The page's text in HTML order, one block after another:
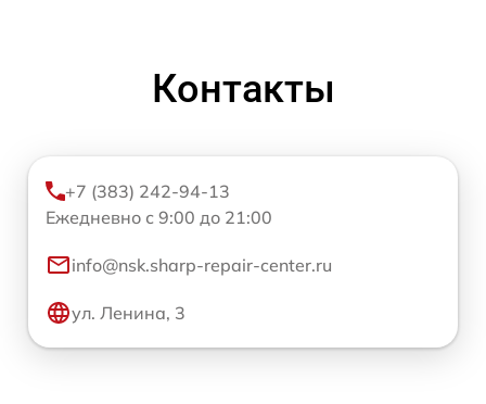
Контакты
+7 (383) 242-94-13
Ежедневно с 9:00 до 21:00
info@nsk.sharp-repair-center.ru
ул. Ленина, 3